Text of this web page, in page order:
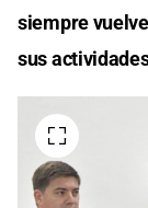
siempre
sus